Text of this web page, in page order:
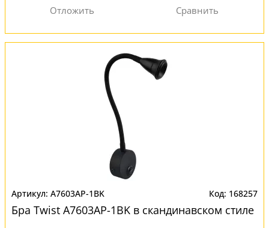
A7603AP-1BK 168257
Бра Twist A7603AP-1BK в скандинавском стиле